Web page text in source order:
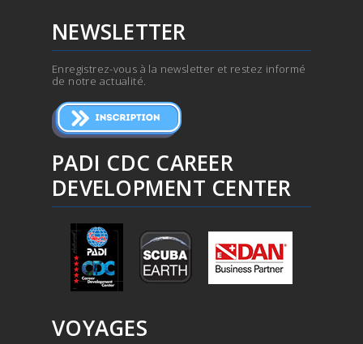
NEWSLETTER
Enregistrez-vous à la newsletter et restez informé
de notre actualité.
PADI CDC CAREER
DEVELOPMENT CENTER
VOYAGES